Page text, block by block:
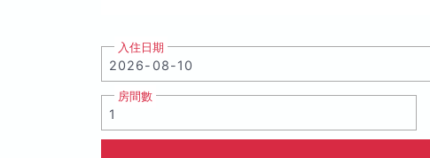
入住日期
房間數